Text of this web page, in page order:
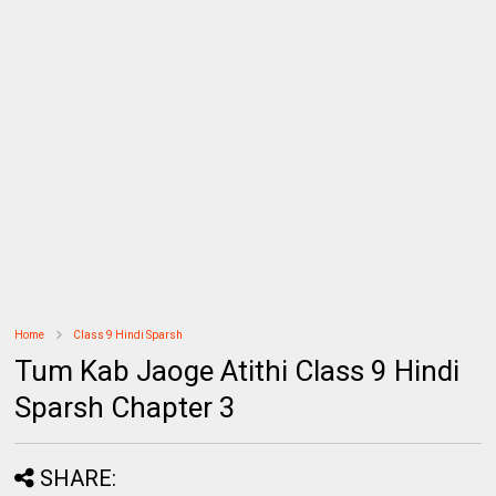
Home Class 9 Hindi Sparsh
Tum Kab Jaoge Atithi Class 9 Hindi
Sparsh Chapter 3
SHARE: